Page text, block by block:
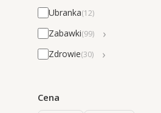
Ubranka(12)
Zabawki(99) ›
Zdrowie(30) ›
Cena